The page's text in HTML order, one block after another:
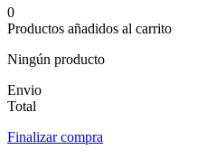
0
Productos añadidos al carrito
Ningún producto
Envio
Total
Finalizar compra